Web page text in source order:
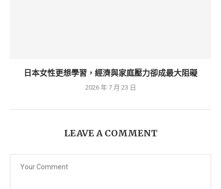
日本女性更想學習，經濟與家庭壓力卻成最大阻礙
2026 年 7 月 23 日
LEAVE A COMMENT